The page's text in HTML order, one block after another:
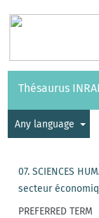
Vocabularies
Thésaurus
Any language
07. SCIENCES
secteur
PREFERRED TERM